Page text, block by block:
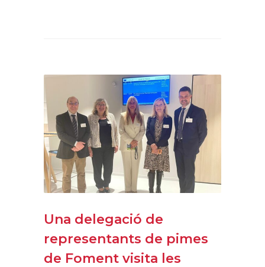
Una delegació de
representants de pimes
de Foment visita les